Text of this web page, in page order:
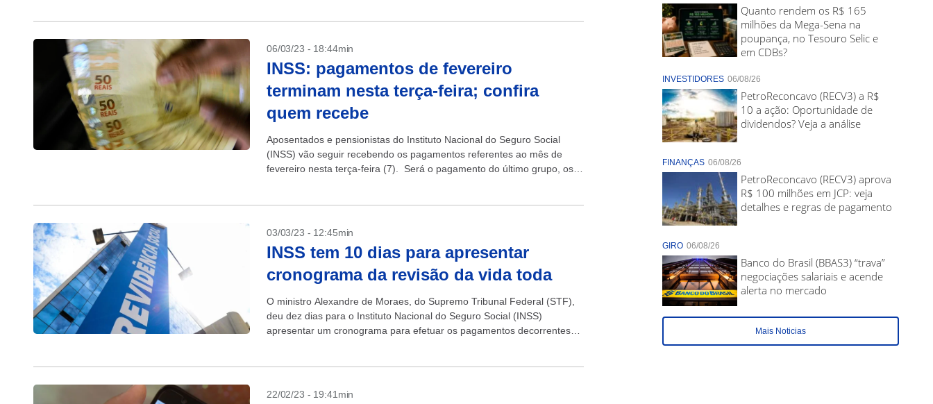
06/03/23 - 18:44min
INSS: pagamentos de fevereiro
terminam nesta terça-feira; confira
quem recebe
Aposentados e pensionistas do Instituto Nacional do Seguro Social
(INSS) vão seguir recebendo os pagamentos referentes ao mês de
fevereiro nesta terça-feira (7). Será o pagamento do último grupo, os
03/03/23 - 12:45min
INSS tem 10 dias para apresentar
cronograma da revisão da vida toda
O ministro Alexandre de Moraes, do Supremo Tribunal Federal (STF),
deu dez dias para o Instituto Nacional do Seguro Social (INSS)
apresentar um cronograma para efetuar os pagamentos decorrentes
22/02/23 - 19:41min
Quanto rendem os R$ 165
milhões da Mega-Sena na
poupança, no Tesouro Selic e
em CDBs?
INVESTIDORES 06/08/26
PetroReconcavo (RECV3) a R$
10 a ação: Oportunidade de
dividendos? Veja a análise
FINANÇAS 06/08/26
PetroReconcavo (RECV3) aprova
R$ 100 milhões em JCP: veja
detalhes e regras de pagamento
GIRO 06/08/26
Banco do Brasil (BBAS3) “trava”
negociações salariais e acende
alerta no mercado
Mais Noticias